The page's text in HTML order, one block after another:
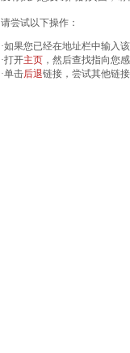
请尝试以下操作：
·如果您已经在地址栏中输入
·打开主页 ，然后查找指向您
·单击后退链接，尝试其他链